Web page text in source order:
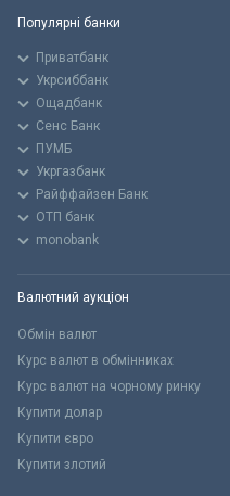
Популярні банки
Приватбанк
Укрсиббанк
Ощадбанк
Сенс Банк
ПУМБ
Укргазбанк
Райффайзен Банк
ОТП банк
monobank
Валютний аукціон
Обмін валют
Курс валют в обмінниках
Курс валют на чорному ринку
Купити долар
Купити євро
Купити злотий